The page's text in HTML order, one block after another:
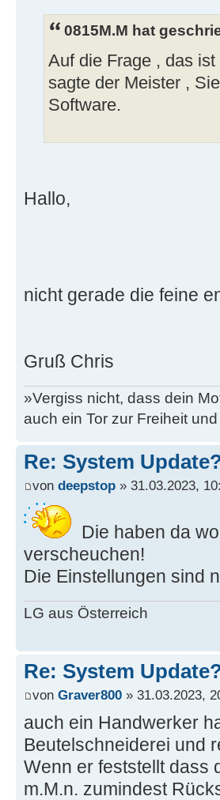
0815M.M hat
Auf die Frage , das
sagte der Meister ,
Software.
Hallo,
nicht gerade die feine
Gruß Chris
»Vergiss nicht, dass dein
auch ein Tor zur Freiheit
Re: System
von deepstop » 31.03.2023,
Die haben da
verscheuchen!
Die Einstellungen sind
LG aus Österreich
Re: System
von Graver800 » 31.03.2023,
auch ein Handwerker
Beutelschneiderei und
Wenn er feststellt dass
m.M.n. zumindest